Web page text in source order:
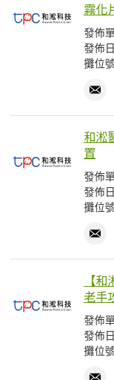
霧化
發佈
發佈
攤位
和淞
置
發佈
發佈
攤位
【
老手
發佈
發佈
攤位